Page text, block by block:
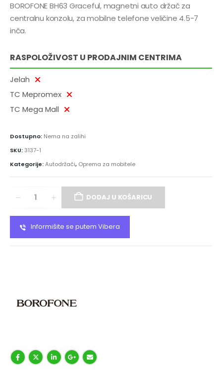
BOROFONE BH63 Graceful, magnetni auto držač za
centralnu konzolu, za mobilne telefone veličine 4.5-7
inča.
RASPOLOŽIVOST U PRODAJNIM CENTRIMA
Jelah
TC Mepromex
TC Mega Mall
Dostupno: Nema na zalihi
SKU:3137-1
Kategorije:Autodržači, Oprema za mobitele
DODAJ U KOŠARICU
Informišite se putem Vibera